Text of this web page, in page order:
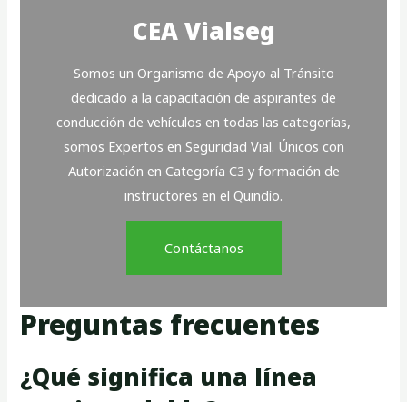
CEA Vialseg
Somos un Organismo de Apoyo al Tránsito
dedicado a la capacitación de aspirantes de
conducción de vehículos en todas las categorías,
somos Expertos en Seguridad Vial. Únicos con
Autorización en Categoría C3 y formación de
instructores en el Quindío.
Contáctanos
Preguntas frecuentes
¿Qué significa una línea